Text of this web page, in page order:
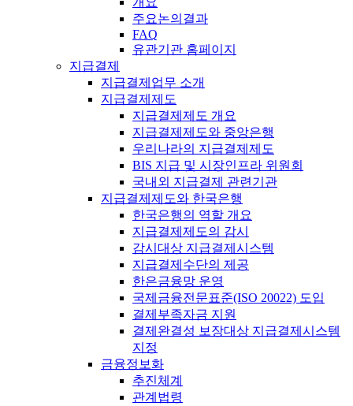
주요논의결과
FAQ
유관기관 홈페이지
지급결제
지급결제업무 소개
지급결제제도
지급결제제도 개요
지급결제제도와 중앙은행
우리나라의 지급결제제도
BIS 지급 및 시장인프라 위원회
국내외 지급결제 관련기관
지급결제제도와 한국은행
한국은행의 역할 개요
지급결제제도의 감시
감시대상 지급결제시스템
지급결제수단의 제공
한은금융망 운영
국제금융전문표준(ISO 20022) 도입
결제부족자금 지원
결제완결성 보장대상 지급결제시스템
지정
금융정보화
추진체계
관계법령